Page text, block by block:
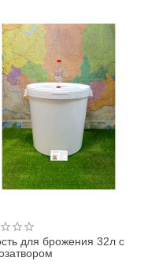
для брожения 32л с